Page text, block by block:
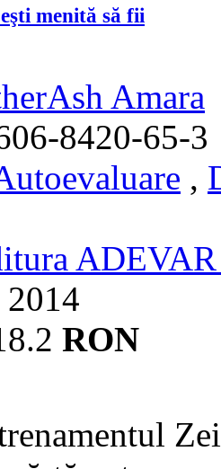
menită să fii
Amara
8420-65-3
,
2014
RON